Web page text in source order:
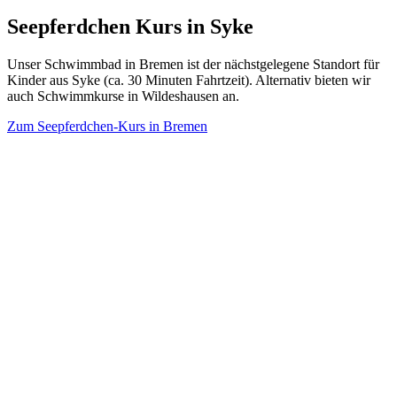
Seepferdchen Kurs in Syke
Unser Schwimmbad in Bremen ist der nächstgelegene Standort für
Kinder aus Syke (ca. 30 Minuten Fahrtzeit). Alternativ bieten wir
auch Schwimmkurse in Wildeshausen an.
Zum Seepferdchen-Kurs in Bremen